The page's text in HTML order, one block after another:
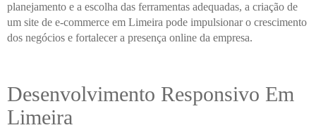
planejamento e a escolha das ferramentas adequadas, a criação de
um site de e-commerce em Limeira pode impulsionar o crescimento
dos negócios e fortalecer a presença online da empresa.
Desenvolvimento Responsivo Em
Limeira